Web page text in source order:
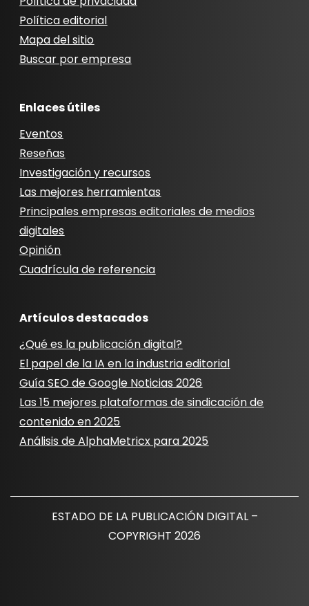
Política editorial
Mapa del sitio
Buscar por empresa
Enlaces útiles
Eventos
Reseñas
Investigación y recursos
Las mejores herramientas
Principales empresas editoriales de medios
digitales
Opinión
Cuadrícula de referencia
Artículos destacados
¿Qué es la publicación digital?
El papel de la IA en la industria editorial
Guía SEO de Google Noticias 2026
Las 15 mejores plataformas de sindicación de
contenido en 2025
Análisis de AlphaMetricx para 2025
ESTADO DE LA PUBLICACIÓN DIGITAL –
COPYRIGHT 2026